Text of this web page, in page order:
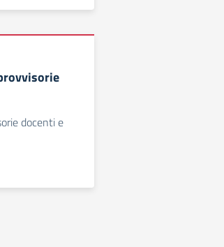
docenti e